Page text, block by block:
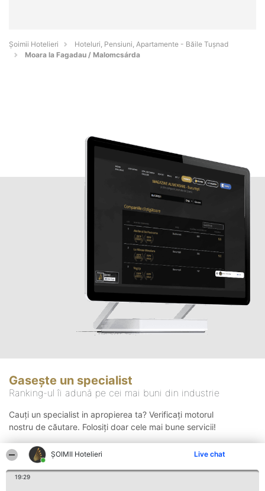
ȘOIMII Hotelieri Live chat
19:29
Șoimii Hotelieri
Hoteluri, Pensiuni, Apartamente - Băile Tuşnad
Moara la Fagadau / Malomcsárda
Gasește un specialist
Ranking-ul îi adună pe cei mai buni din industrie
Cauți un specialist in apropierea ta? Verificați motorul
nostru de căutare. Folosiți doar cele mai bune servicii!